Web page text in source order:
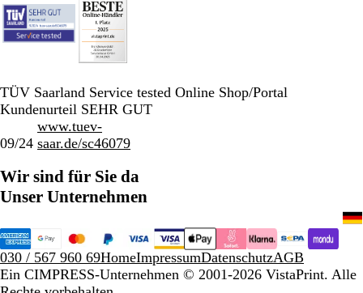
TÜV Saarland Service tested Online Shop/Portal
Kundenurteil SEHR GUT
09/24
www.tuev-
saar.de/sc46079
Wir sind für Sie da
Unser Unternehmen
030 / 567 960 69HomeImpressumDatenschutzAGB
Ein CIMPRESS-Unternehmen © 2001-2026 VistaPrint. Alle